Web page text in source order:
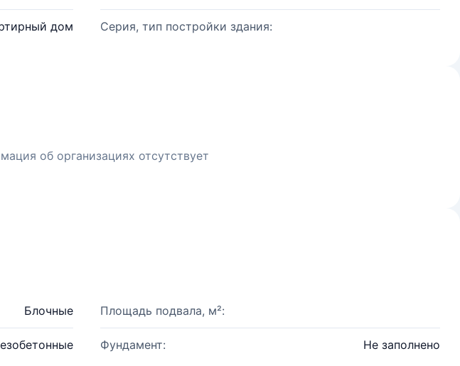
дом Серия, тип постройки здания:
об организациях отсутствует
Блочные Площадь подвала, м²:
Фундамент: Не заполнено